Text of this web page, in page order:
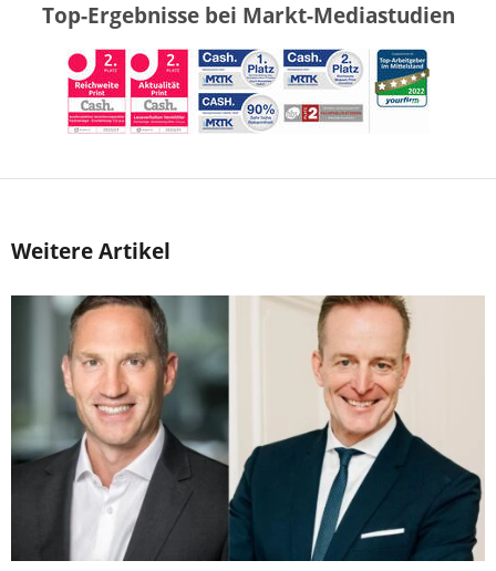
Top-Ergebnisse bei Markt-Mediastudien
Weitere Artikel